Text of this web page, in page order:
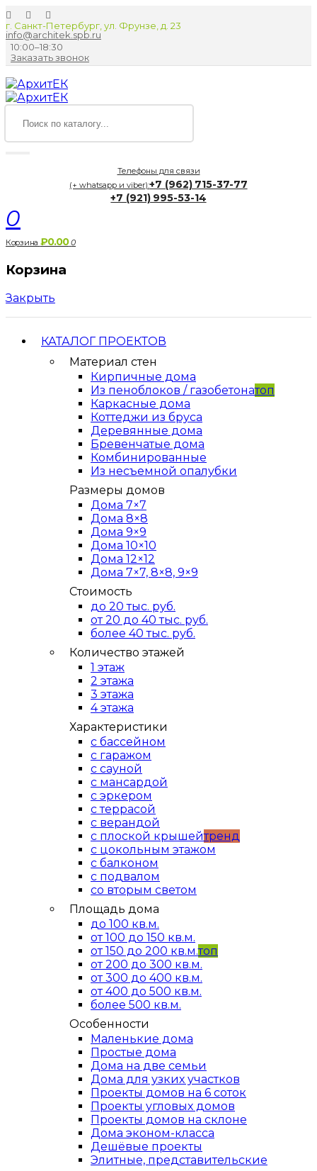
г. Санкт-Петербург, ул. Фрунзе, д. 23
info@architek.spb.ru
10:00–18:30
Заказать звонок
Телефоны для связи
(+ whatsapp и viber):+7 (962) 715-37-77
+7 (921) 995-53-14
0
Корзина ₽0.000
Корзина
Закрыть
КАТАЛОГ ПРОЕКТОВ
Материал стен
Кирпичные дома
Из пеноблоков / газобетонатоп
Каркасные дома
Коттеджи из бруса
Деревянные дома
Бревенчатые дома
Комбинированные
Из несъемной опалубки
Размеры домов
Дома 7×7
Дома 8×8
Дома 9×9
Дома 10×10
Дома 12×12
Дома 7×7, 8×8, 9×9
Стоимость
до 20 тыс. руб.
от 20 до 40 тыс. руб.
более 40 тыс. руб.
Количество этажей
1 этаж
2 этажа
3 этажа
4 этажа
Характеристики
с бассейном
с гаражом
с сауной
с мансардой
с эркером
с террасой
с верандой
с плоской крышейтренд
с цокольным этажом
с балконом
с подвалом
со вторым светом
Площадь дома
до 100 кв.м.
от 100 до 150 кв.м.
от 150 до 200 кв.м.топ
от 200 до 300 кв.м.
от 300 до 400 кв.м.
от 400 до 500 кв.м.
более 500 кв.м.
Особенности
Маленькие дома
Простые дома
Дома на две семьи
Дома для узких участков
Проекты домов на 6 соток
Проекты угловых домов
Проекты домов на склоне
Дома эконом-класса
Дешёвые проекты
Элитные, представительские